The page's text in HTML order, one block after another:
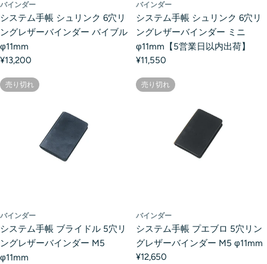
バインダー
システム手帳 シュリンク 6穴リ
ングレザーバインダー バイブル
φ11mm
¥13,200
バインダー
システム手帳 シュリンク 6穴リ
ングレザーバインダー ミニ
φ11mm【5営業日以内出荷】
¥11,550
売り切れ
バインダー
システム手帳 ブライドル 5穴リ
ングレザーバインダー M5
φ11mm
売り切れ
バインダー
システム手帳 プエブロ 5穴リン
グレザーバインダー M5 φ11mm
¥12,650